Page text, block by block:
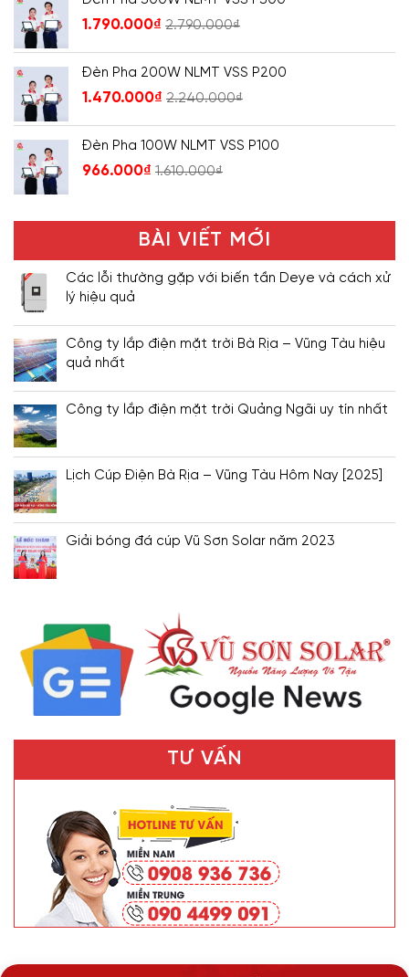
1.790.000₫ 2.790.000₫
Đèn Pha 200W NLMT VSS P200
1.470.000₫ 2.240.000₫
Đèn Pha 100W NLMT VSS P100
966.000₫ 1.610.000₫
BÀI VIẾT MỚI
Các lỗi thường gặp với biến tần Deye và cách xử
lý hiệu quả
Công ty lắp điện mặt trời Bà Rịa – Vũng Tàu hiệu
quả nhất
Công ty lắp điện mặt trời Quảng Ngãi uy tín nhất
Lịch Cúp Điện Bà Rịa – Vũng Tàu Hôm Nay [2025]
Giải bóng đá cúp Vũ Sơn Solar năm 2023
TƯ VẤN